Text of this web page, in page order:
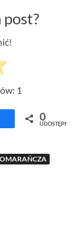
1
0
UDOSTĘPNIEŃ